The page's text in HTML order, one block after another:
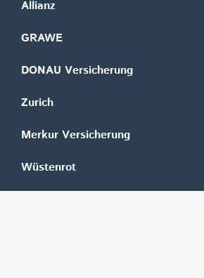
Allianz
GRAWE
DONAU Versicherung
Zurich
Merkur Versicherung
Wüstenrot